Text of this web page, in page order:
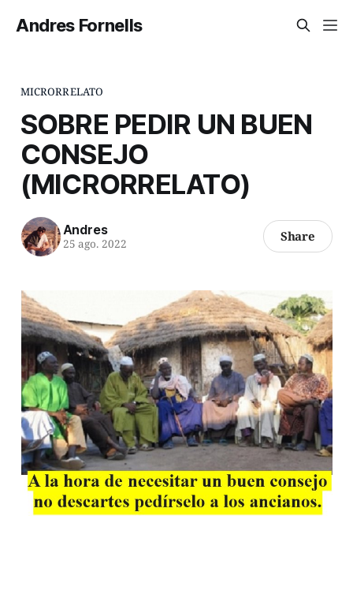
Andres Fornells
MICRORRELATO
SOBRE PEDIR UN BUEN
CONSEJO
(MICRORRELATO)
Andres
25 ago. 2022 Share